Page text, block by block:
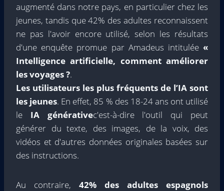
augmenté dans notre pays, en particulier chez les
jeunes, tandis que 42% des adultes reconnaissent
ne pas l'avoir encore utilisé, selon les résultats
d'une enquête promue par Amadeus intitulée «
Intelligence artificielle, comment améliorer
les voyages ?.
Les utilisateurs les plus fréquents de l’IA sont
les jeunes. En effet, 85 % des 18-24 ans ont utilisé
le IA générativec'est-à-dire l'outil qui peut
générer du texte, des images, de la voix, des
vidéos et d'autres données originales basées sur
des instructions.
Au contraire, 42% des adultes espagnols